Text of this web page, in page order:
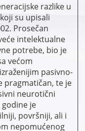
razlike u
su upisali
Prosečan
intelektualne
potrebe, bio je
većom
pasivno-
pragmatičan, te je
neurotični
je
površniji, ali i
nepomućenog